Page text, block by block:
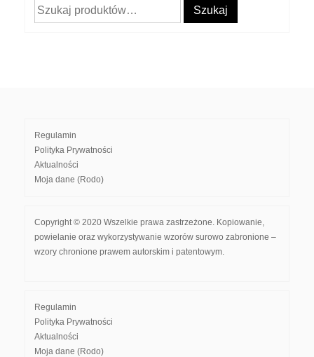
Szukaj: Szukaj
Regulamin
Polityka Prywatności
Aktualności
Moja dane (Rodo)
Copyright © 2020 Wszelkie prawa zastrzeżone. Kopiowanie,
powielanie oraz wykorzystywanie wzorów surowo zabronione –
wzory chronione prawem autorskim i patentowym.
Regulamin
Polityka Prywatności
Aktualności
Moja dane (Rodo)